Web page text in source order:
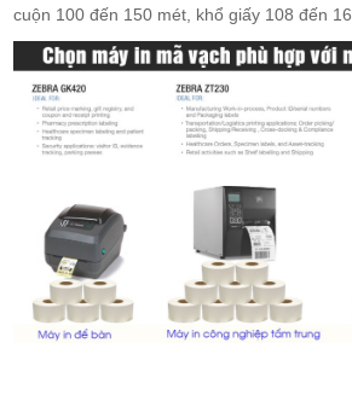
cuộn 100 đến 150 mét, khổ giấy 108 đến